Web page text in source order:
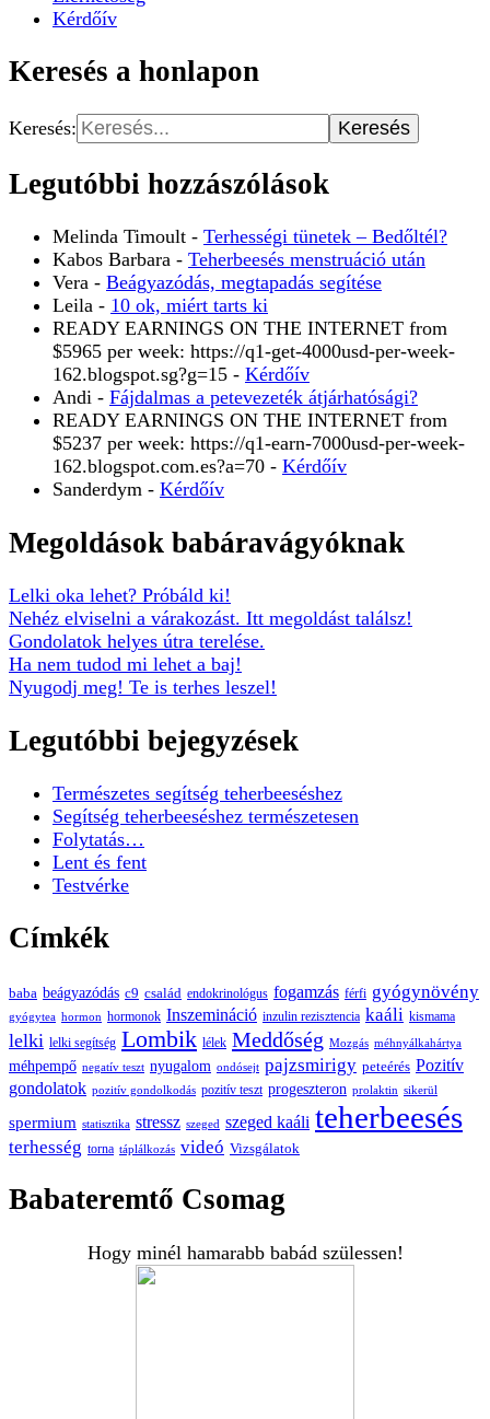
Kérdőív
Keresés a honlapon
Keresés:
Legutóbbi hozzászólások
Melinda Timoult - Terhességi tünetek – Bedőltél?
Kabos Barbara - Teherbeesés menstruáció után
Vera - Beágyazódás, megtapadás segítése
Leila - 10 ok, miért tarts ki
READY EARNINGS ON THE INTERNET from
$5965 per week: https://q1-get-4000usd-per-week-
162.blogspot.sg?g=15 - Kérdőív
Andi - Fájdalmas a petevezeték átjárhatósági?
READY EARNINGS ON THE INTERNET from
$5237 per week: https://q1-earn-7000usd-per-week-
162.blogspot.com.es?a=70 - Kérdőív
Sanderdym - Kérdőív
Megoldások babáravágyóknak
Lelki oka lehet? Próbáld ki!
Nehéz elviselni a várakozást. Itt megoldást találsz!
Gondolatok helyes útra terelése.
Ha nem tudod mi lehet a baj!
Nyugodj meg! Te is terhes leszel!
Legutóbbi bejegyzések
Természetes segítség teherbeeséshez
Segítség teherbeeséshez természetesen
Folytatás…
Lent és fent
Testvérke
Címkék
baba beágyazódás c9 család endokrinológus fogamzás férfi gyógynövény
gyógytea hormon hormonok Inszemináció inzulin rezisztencia kaáli kismama
lelki lelki segítség Lombik lélek Meddőség Mozgás méhnyálkahártya
méhpempő negatív teszt nyugalom ondósejt pajzsmirigy peteérés Pozitív
gondolatok pozitív gondolkodás pozitív teszt progeszteron prolaktin sikerül
spermium statisztika stressz szeged szeged kaáli teherbeesés
terhesség torna táplálkozás videó Vizsgálatok
Babateremtő Csomag
Hogy minél hamarabb babád szülessen!